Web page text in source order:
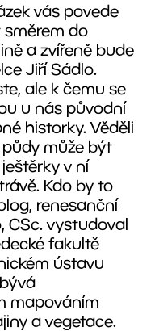
vás povede
směrem do
a zvířeně bude
Jiří Sádlo.
ale k čemu se
u nás původní
historky. Věděli
může být
v ní
Kdo by to
renesanční
CSc. vystudoval
fakultě
ústavu
mapováním
a vegetace.